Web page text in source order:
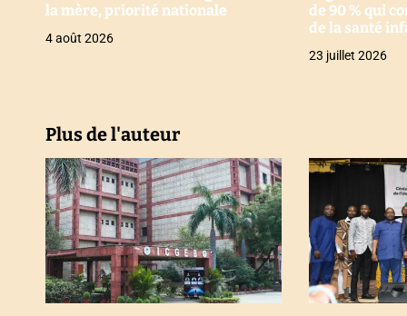
i
e
la mère, priorité nationale
4 août 2026
de 90 % qui
de la santé
23 juillet 2026
Plus de l'auteur